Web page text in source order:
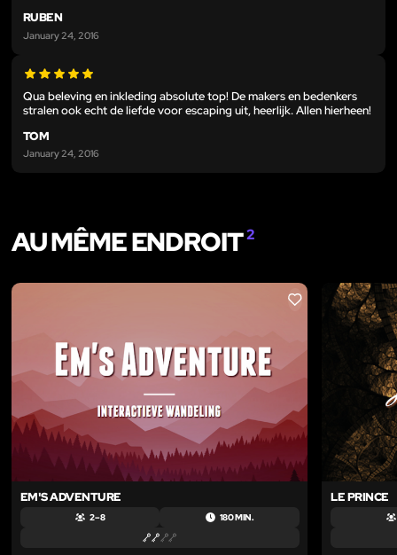
RUBEN
January 24, 2016
Qua beleving en inkleding absolute top! De makers en bedenkers
stralen ook echt de liefde voor escaping uit, heerlijk. Allen hierheen!
TOM
January 24, 2016
AU MÊME ENDROIT2
LIKE
EM'S ADVENTURE
2 – 8 180 MIN.
LE PRINCE